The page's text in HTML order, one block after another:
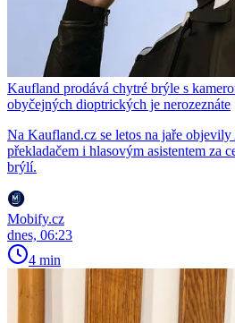
Kaufland prodává chytré brýle s
obyčejných dioptrických je nerozeznáte
Na Kaufland.cz se letos na jaře
překladačem i hlasovým asistentem za
brýlí.
Mobify.cz
dnes, 06:23
4 min